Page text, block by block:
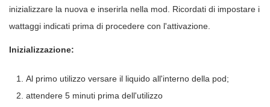
inizializzare la nuova e inserirla nella mod. Ricordati di impostare i
wattaggi indicati prima di procedere con l'attivazione.
Inizializzazione:
Al primo utilizzo versare il liquido all'interno della pod;
attendere 5 minuti prima dell'utilizzo